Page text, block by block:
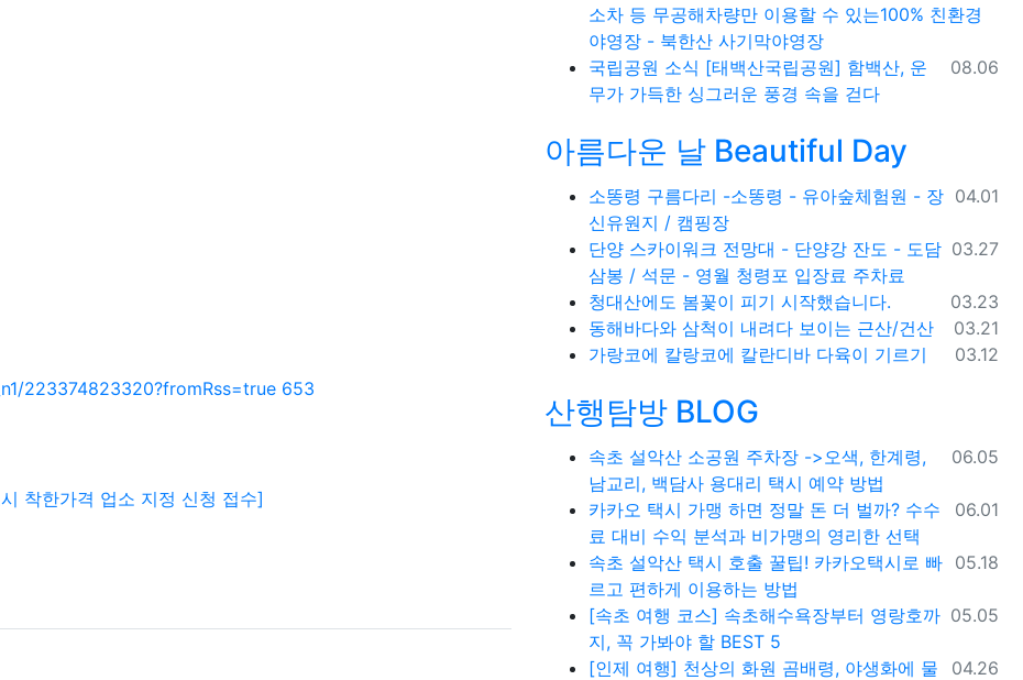
223374823320?fromRss=true 653
착한가격 업소 지정 신청 접수]
소차 등 무공해차량만 이용할 수 있는100% 친환경
야영장 - 북한산 사기막야영장
등록일
08.06
국립공원 소식 [태백산국립공원] 함백산, 운
무가 가득한 싱그러운 풍경 속을 걷다
아름다운 날 Beautiful Day
등록일
04.01
소똥령 구름다리 -소똥령 - 유아숲체험원 - 장
신유원지 / 캠핑장
등록일
03.27
단양 스카이워크 전망대 - 단양강 잔도 - 도담
삼봉 / 석문 - 영월 청령포 입장료 주차료
등록일
03.23
청대산에도 봄꽃이 피기 시작했습니다.
등록일
03.21
동해바다와 삼척이 내려다 보이는 근산/건산
등록일
03.12
가랑코에 칼랑코에 칼란디바 다육이 기르기
산행탐방 BLOG
등록일
06.05
속초 설악산 소공원 주차장 ->오색, 한계령,
남교리, 백담사 용대리 택시 예약 방법
등록일
06.01
카카오 택시 가맹 하면 정말 돈 더 벌까? 수수
료 대비 수익 분석과 비가맹의 영리한 선택
등록일
05.18
속초 설악산 택시 호출 꿀팁! 카카오택시로 빠
르고 편하게 이용하는 방법
등록일
05.05
[속초 여행 코스] 속초해수욕장부터 영랑호까
지, 꼭 가봐야 할 BEST 5
등록일
04.26
[인제 여행] 천상의 화원 곰배령, 야생화에 물